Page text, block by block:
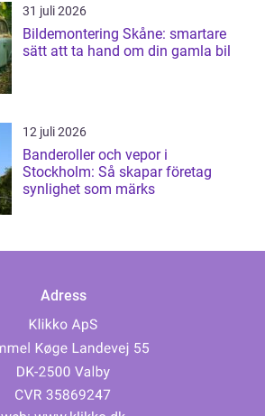
31 juli 2026
Bildemontering Skåne: smartare
sätt att ta hand om din gamla bil
12 juli 2026
Banderoller och vepor i
Stockholm: Så skapar företag
synlighet som märks
Adress